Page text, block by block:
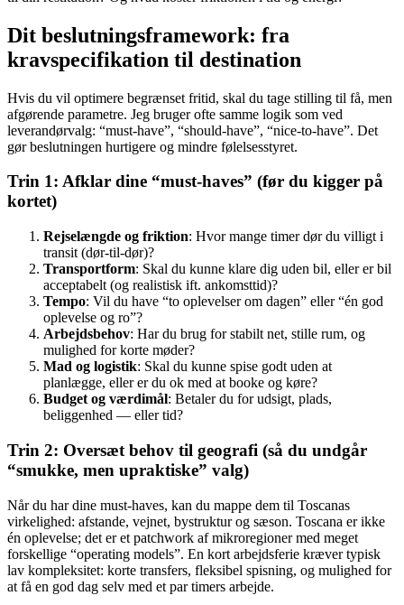
Dit beslutningsframework: fra
kravspecifikation til destination
Hvis du vil optimere begrænset fritid, skal du tage stilling til få, men
afgørende parametre. Jeg bruger ofte samme logik som ved
leverandørvalg: “must-have”, “should-have”, “nice-to-have”. Det
gør beslutningen hurtigere og mindre følelsesstyret.
Trin 1: Afklar dine “must-haves” (før du kigger på
kortet)
Rejselængde og friktion: Hvor mange timer dør du villigt i
transit (dør-til-dør)?
Transportform: Skal du kunne klare dig uden bil, eller er bil
acceptabelt (og realistisk ift. ankomsttid)?
Tempo: Vil du have “to oplevelser om dagen” eller “én god
oplevelse og ro”?
Arbejdsbehov: Har du brug for stabilt net, stille rum, og
mulighed for korte møder?
Mad og logistik: Skal du kunne spise godt uden at
planlægge, eller er du ok med at booke og køre?
Budget og værdimål: Betaler du for udsigt, plads,
beliggenhed — eller tid?
Trin 2: Oversæt behov til geografi (så du undgår
“smukke, men upraktiske” valg)
Når du har dine must-haves, kan du mappe dem til Toscanas
virkelighed: afstande, vejnet, bystruktur og sæson. Toscana er ikke
én oplevelse; det er et patchwork af mikroregioner med meget
forskellige “operating models”. En kort arbejdsferie kræver typisk
lav kompleksitet: korte transfers, fleksibel spisning, og mulighed for
at få en god dag selv med et par timers arbejde.